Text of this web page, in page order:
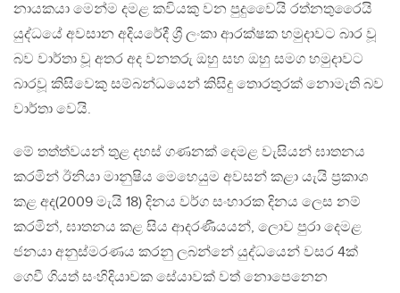
නායකයා මෙන්ම ​දමළ කවියකු වන පුදු​වෛයි රත්නතු​රෛයි
යුද්ධයේ අවසාන අදියරේදී ශ්‍රී ලංකා ආරක්ෂක හමුදාවට බාර වූ
බව වාර්තා වූ අතර අද වනතරු ඔහු සහ ඔහු සමග හමුදාවට
බාරවූ කිසිවෙකු සම්බන්ධයෙන් කිසිදු තොරතුරක් නොමැති බව
වාර්තා වෙයි.
මේ තත්ත්වයන් තුළ දහස් ගණනක් දෙමළ වැසියන් ඝාතනය
කරමින් ඊනියා මානුෂිය මෙහෙයුම අවසන් කළා යැයි ප්‍රකාශ
කළ අද(2009 මැයි 18) දිනය වර්ග සංහාරක දිනය ලෙස නම්
කරමින්, ඝාතනය කළ සිය ආදරණීයයන්, ලොව පුරා දෙමළ
ජනයා අනුස්මරණය කරනු ලබන්නේ යුද්ධයෙන් වසර 4ක්
ගෙවී ගියත් සංහිදියාවක සේයාවක් වත් නොපෙනෙන